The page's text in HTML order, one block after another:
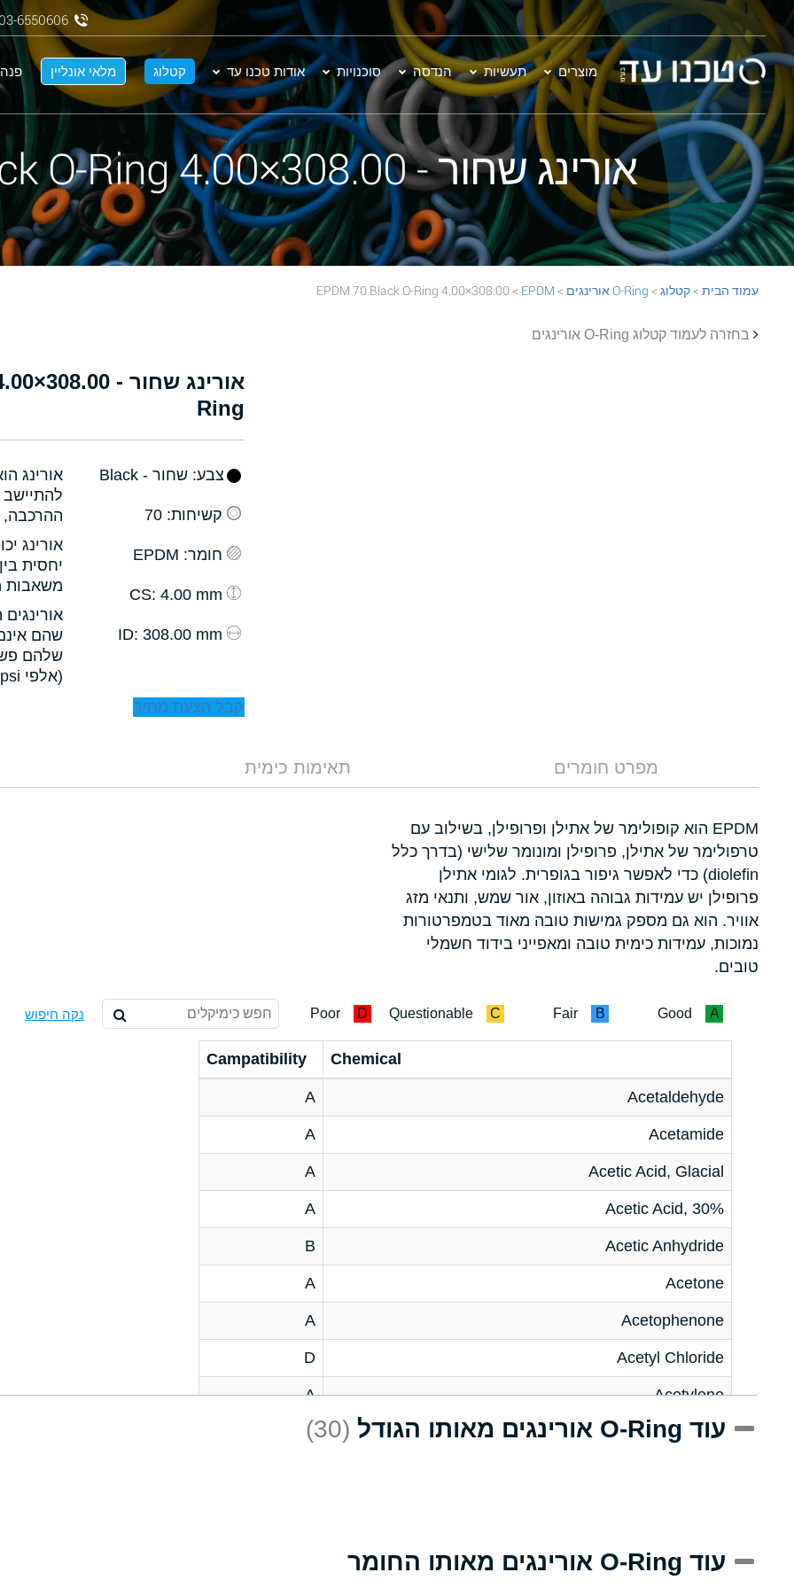
מוצרים תעשיות הנדסה סוכנויות אודות טכנו עד קטלוג מלאי אונליין פנה
03-6550606
אורינג שחור - 308.00×4.00 EPDM 70 Black O-Ring
עמוד הבית >קטלוג > O-Ring אורינגים >
EPDM
> 308.00×4.00 EPDM 70 Black O-Ring
בחזרה לעמוד קטלוג O-Ring אורינגים
Ring
אורינג
להתיישב
ההרכבה,
אורינג
יחסית
משאבות
שהם
שלהם
(אלפי psi).
צבע: שחור - Black
קשיחות: 70
חומר: EPDM
: 4.00 mm
: 308.00 mm
קבל הצעת מחיר
מפרט חומרים תאימות כימית
EPDM הוא קופולימר של אתילן ופרופילן, בשילוב עם
טרפולימר של אתילן, פרופילן ומונומר שלישי (בדרך כלל
diolefin) כדי לאפשר גיפור בגופרית. לגומי אתילן
פרופילן יש עמידות גבוהה באוזון, אור שמש, ותנאי מזג
אוויר. הוא גם מספק גמישות טובה מאוד בטמפרטורות
נמוכות, עמידות כימית טובה ומאפייני בידוד חשמלי
טובים.
A
Good
B
Fair
C
Questionable
D
Poor נקה חיפוש
Chemical
Campatibility
Acetaldehyde
A
Acetamide
A
Acetic Acid, Glacial
A
Acetic Acid, 30%
A
Acetic Anhydride
B
Acetone
A
Acetophenone
A
Acetyl Chloride
D
Acetylene
A
Acrlylonitrile
D
Aluminum Acetate (Aqueous)
עוד O-Ring אורינגים מאותו הגודל (30)
עוד O-Ring אורינגים מאותו החומר